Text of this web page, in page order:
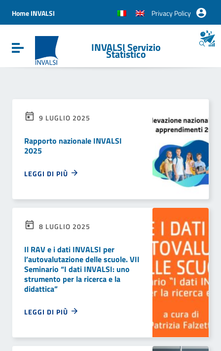
Vai al menu di navigazione
Vai al footer
Home INVALSI Privacy Policy
Attiva / disattiva la navigazioneINVALSI Servizio
Statistico
9 LUGLIO 2025
Rapporto nazionale INVALSI
2025
LEGGI DI PIÙ
8 LUGLIO 2025
Il RAV e i dati INVALSI per
l’autovalutazione delle scuole. VII
Seminario “I dati INVALSI: uno
strumento per la ricerca e la
didattica”
LEGGI DI PIÙ